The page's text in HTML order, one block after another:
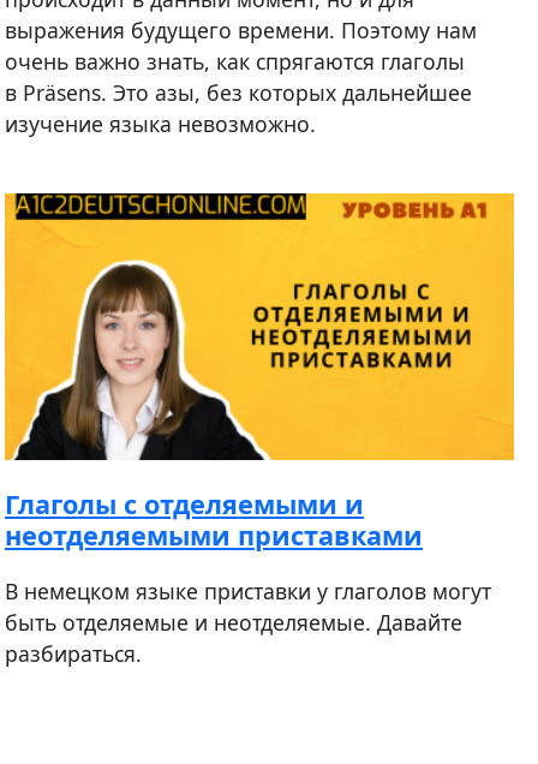
выражения будущего времени. Поэтому нам
очень важно знать, как спрягаются глаголы
в Präsens. Это азы, без которых дальнейшее
изучение языка невозможно.
Глаголы с отделяемыми и
неотделяемыми приставками
В немецком языке приставки у глаголов могут
быть отделяемые и неотделяемые. Давайте
разбираться.